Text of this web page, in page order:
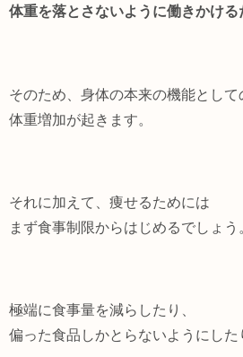
体重を落とさないように働きかける
そのため、身体の本来の機能として
体重増加が起きます。
それに加えて、痩せるためには
まず食事制限からはじめるでしょう
極端に食事量を減らしたり、
偏った食品しかとらないようにした